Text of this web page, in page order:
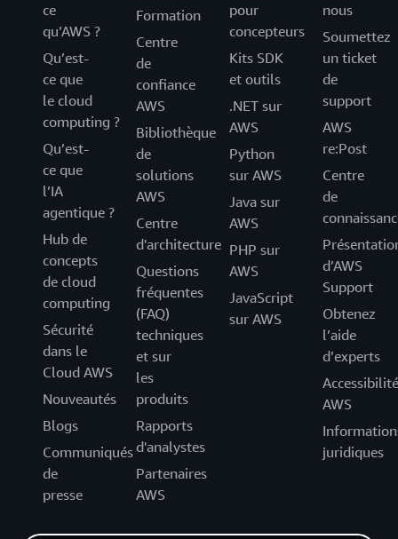
ce
qu’AWS ?
Qu’est-
ce que
le cloud
computing ?
Qu’est-
ce que
l’IA
agentique ?
Hub de
concepts
de cloud
computing
Sécurité
dans le
Cloud AWS
Nouveautés
Blogs
Communiqués
de
presse
Formation
Centre
de
confiance
AWS
Bibliothèque
de
solutions
AWS
Centre
d'architecture
Questions
fréquentes
(FAQ)
techniques
et sur
les
produits
Rapports
d'analystes
Partenaires
AWS
pour
concepteurs
Kits SDK
et outils
.NET sur
AWS
Python
sur AWS
Java sur
AWS
PHP sur
AWS
JavaScript
sur AWS
nous
Soumettez
un ticket
de
support
AWS
re:Post
Centre
de
d’AWS
Support
Obtenez
l’aide
d’experts
Accessibilité
AWS
juridiques